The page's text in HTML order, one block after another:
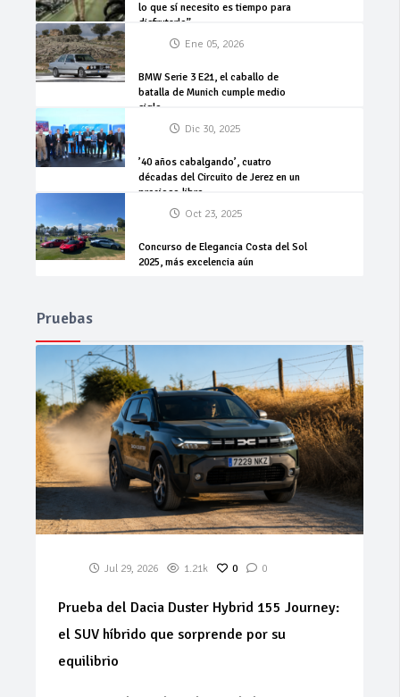
lo que sí necesito es tiempo para
disfrutarlo”
Ene 05, 2026
BMW Serie 3 E21, el caballo de
batalla de Munich cumple medio
siglo
Dic 30, 2025
’40 años cabalgando’, cuatro
décadas del Circuito de Jerez en un
precioso libro
Oct 23, 2025
Concurso de Elegancia Costa del Sol
2025, más excelencia aún
Pruebas
Jul 29, 2026 1.21k 0 0
Prueba del Dacia Duster Hybrid 155 Journey:
el SUV híbrido que sorprende por su
equilibrio